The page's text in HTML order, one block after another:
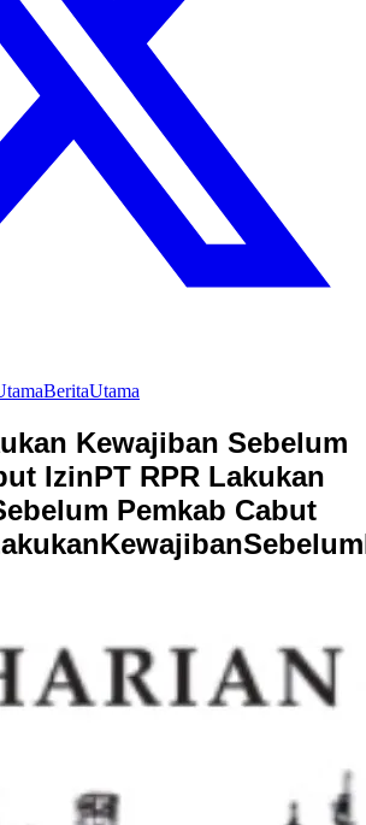
BeritaUtama
Kewajiban Sebelum
IzinPT RPR Lakukan
Pemkab Cabut
akukanKewajibanSebelum